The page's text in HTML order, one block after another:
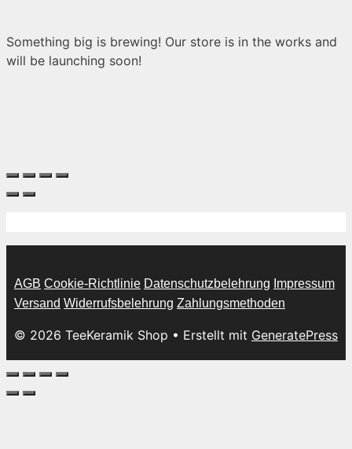
Something big is brewing! Our store is in the works and
will be launching soon!
AGB Cookie-Richtlinie Datenschutzbelehrung Impressum
Versand Widerrufsbelehrung Zahlungsmethoden
© 2026 TeeKeramik Shop • Erstellt mit GeneratePress